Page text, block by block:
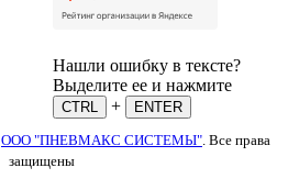
Нашли ошибку в тексте?
Выделите ее и нажмите
CTRL +
ENTER
ООО "ПНЕВМАКС СИСТЕМЫ". Все права
защищены